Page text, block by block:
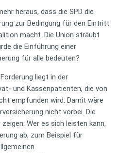
heraus, dass die SPD die
zur Bedingung für den Eintritt
macht. Die Union sträubt
die Einführung einer
für alle bedeuten?
liegt in der
und Kassenpatienten, die von
empfunden wird. Damit wäre
nicht vorbei. Die
Wer es sich leisten kann,
ab, zum Beispiel für